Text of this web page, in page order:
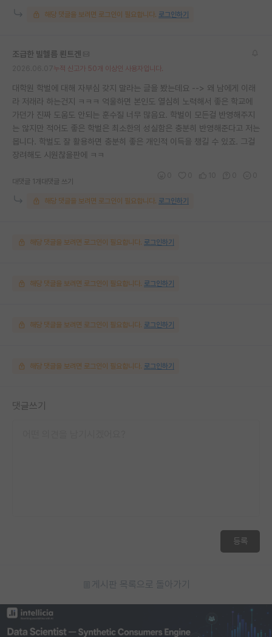
해당 댓글을 보려면 로그인이 필요합니다. 로그인하기
조급한 빌헬름 뢴트겐
누적 신고가 50개 이상인 사용자입니다.
대학원 학벌에 대해 자부심 갖지 말라는 글을 봤는데요 --> 왜 남에게 이래
라 저래라 하는건지 ㅋㅋㅋ 억울하면 본인도 열심히 노력해서 좋은 학교에
가던가 진짜 도움도 안되는 훈수질 너무 많음요. 학벌이 모든걸 반영해주지
는 않지만 적어도 좋은 학벌은 최소한의 성실함은 충분히 반영해준다고 저는
봅니다. 학벌도 잘 활용하면 충분히 좋은 개인적 이득을 챙길 수 있죠. 그걸
장려해도 시원찮을판에 ㅋㅋ
대댓글 1개 대댓글 쓰기
해당 댓글을 보려면 로그인이 필요합니다. 로그인하기
해당 댓글을 보려면 로그인이 필요합니다. 로그인하기
해당 댓글을 보려면 로그인이 필요합니다. 로그인하기
해당 댓글을 보려면 로그인이 필요합니다. 로그인하기
해당 댓글을 보려면 로그인이 필요합니다. 로그인하기
댓글쓰기
등록
게시판 목록으로 돌아가기